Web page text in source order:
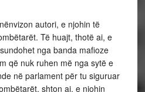
autori, e njohin të
Të huajt, thotë ai, e
nga banda mafioze
që nuk ruhen më nga sytë e
në parlament për tu siguruar
shton ai, e njohin